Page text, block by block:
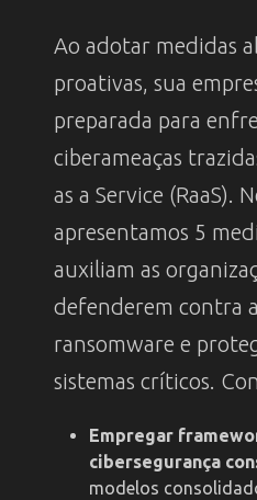
Ao adotar medidas
proativas, sua
preparada para
ciberameaças
as a Service (RaaS).
apresentamos 5
auxiliam as
defenderem contra
ransomware e
sistemas críticos.
Empregar
cibersegurança
modelos